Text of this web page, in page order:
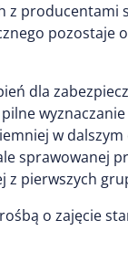
z producentami
pozostaje
dla
w
sprawowanej
pierwszych
o zajęcie